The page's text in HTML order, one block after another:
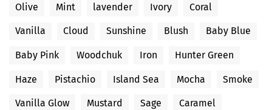
Olive Mint lavender Ivory Coral
Vanilla Cloud Sunshine Blush Baby Blue
Baby Pink Woodchuk Iron Hunter Green
Haze Pistachio Island Sea Mocha Smoke
Vanilla Glow Mustard Sage Caramel